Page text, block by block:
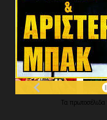
Τα πρωτοσέλιδα